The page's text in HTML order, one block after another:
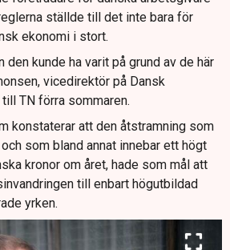
ställde till det inte bara för
ekonomi i stort.
den kunde ha varit på grund av de här
vicedirektör på Dansk
TN förra sommaren.
konstaterar att den åtstramning som
som bland annat innebar ett högt
kronor om året, hade som mål att
till enbart högutbildad
yrken.